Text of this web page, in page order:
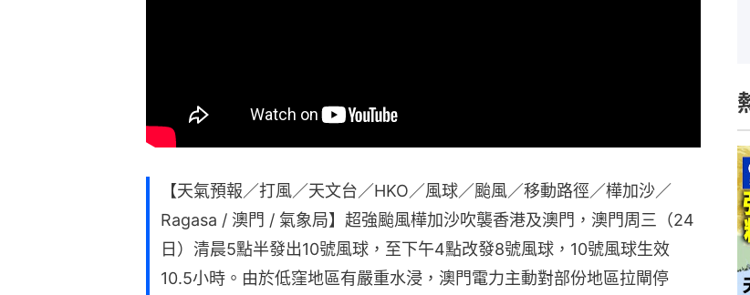
【天氣預報／打風／天文台／HKO／風球／颱風／移動路徑／樺加沙／
Ragasa / 澳門 / 氣象局】超強颱風樺加沙吹襲香港及澳門，澳門周三（24
日）清晨5點半發出10號風球，至下午4點改發8號風球，10號風球生效
10.5小時。由於低窪地區有嚴重水浸，澳門電力主動對部份地區拉閘停